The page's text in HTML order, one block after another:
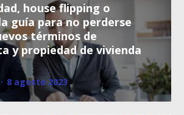
house flipping o
guía para no perderse
términos de
y propiedad de vivienda
· 8 agosto 2023